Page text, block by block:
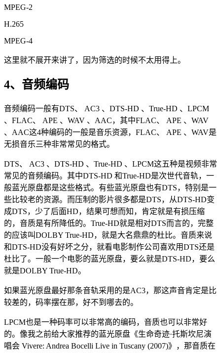
MPEG-2
H.265
MPEG-4
这里就不展开来讲了，因为筛选的时候不太用得上。
4、音频编码
音频编码一般有DTS、 AC3 、DTS-HD 、True-HD 、LPCM
、FLAC、 APE 、WAV 、AAC，其中FLAC、 APE 、WAV
、AAC这4种编码的一般是音乐资源，FLAC、 APE 、WAV是
无损音乐三种非常常见的格式。
DTS、 AC3 、DTS-HD 、True-HD 、LPCM这五种是视频非常
常见的音频编码。其中DTS-HD 和True-HD是次世代音轨，一
般蓝光原盘都是这些格式。有些蓝光原盘也有DTS，特别是一
些比较老的资源。而压制的影片很多都是DTS，从DTS-HD变
成DTS，少了后面HD，结果可想而知，肯定就是有损压缩
的，音质是有所降低的。True-HD就是相对DTS而言的，完整
的应该叫DOLBY True-HD，就是大名鼎鼎的杜比。音质来说
和DTS-HD没有好坏之分，就看电影制作公司喜欢用DTS还是
杜比了。一般一个电影的蓝光原盘，要么就是DTS-HD，要么
就是DOLBY True-HD。
如果蓝光原盘最好那条音轨采用的是AC3，那这声音肯定是比
较差的，码率摆在那，好不到哪去的。
LPCM也是一种码率可以非常高的编码，音质也可以非常好
的。像我之前给大家推荐的蓝光原盘《生命奇迹·托斯坎尼演
唱会 Vivere: Andrea Bocelli Live in Tuscany (2007)》，那音质在